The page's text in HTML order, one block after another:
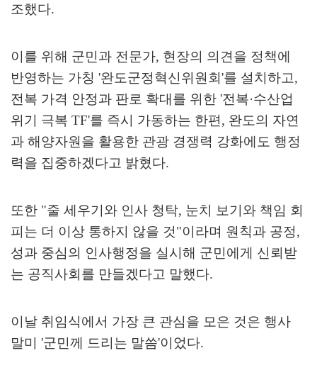
조했다.
이를 위해 군민과 전문가, 현장의 의견을 정책에
반영하는 가칭 '완도군정혁신위원회 '를 설치하고,
전복 가격 안정과 판로 확대를 위한 '전복·수산업
위기 극복 TF'를 즉시 가동하는 한편 , 완도의 자연
과 해양자원을 활용한 관광 경쟁력 강화에도 행정
력을 집중하겠다고 밝혔다.
또한 "줄 세우기와 인사 청탁, 눈치 보기와 책임 회
피는 더 이상 통하지 않을 것"이라며 원칙과 공정,
성과 중심의 인사행정을 실시해 군민에게 신뢰받
는 공직사회를 만들겠다고 말했다.
이날 취임식에서 가장 큰 관심을 모은 것은 행사
말미 '군민께 드리는 말씀'이었다.